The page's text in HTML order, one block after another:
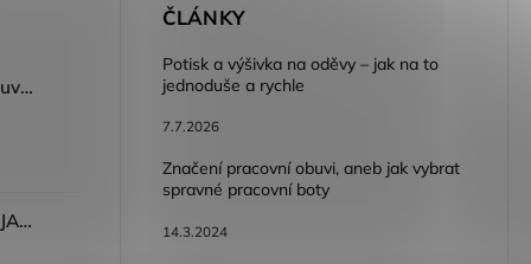
Dámský volnočasový nazouvák ARDON®JUNO - růžová
Dámské kalhoty ARDON®JASVENA šedá
ČLÁNKY
Potisk a výšivka na oděvy – jak na to
jednoduše a rychle
7.7.2026
Značení pracovní obuvi, aneb jak vybrat
spravné pracovní boty
14.3.2024